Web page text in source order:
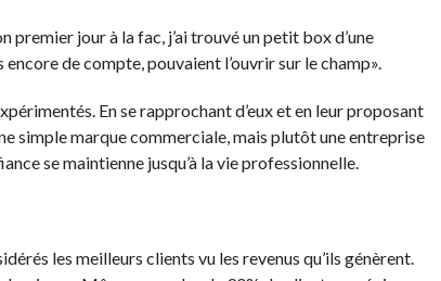
premier jour à la fac, j’ai trouvé un petit box d’une
encore de compte, pouvaient l’ouvrir sur le champ».
En se rapprochant d’eux et en leur proposant
simple marque commerciale, mais plutôt une entreprise
se maintienne jusqu’à la vie professionnelle.
les meilleurs clients vu les revenus qu’ils génèrent.